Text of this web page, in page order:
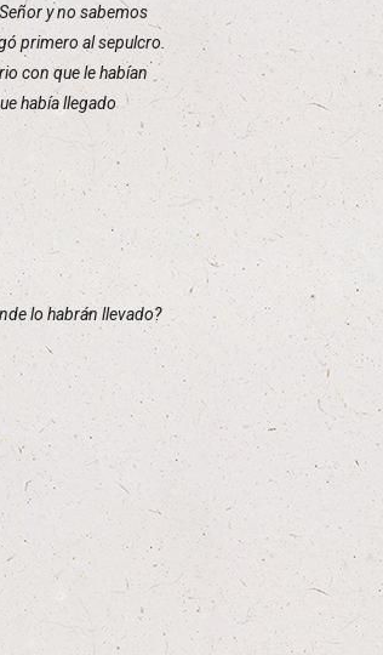
y no sabemos
primero al sepulcro.
con que le habían
había llegado
lo habrán llevado?